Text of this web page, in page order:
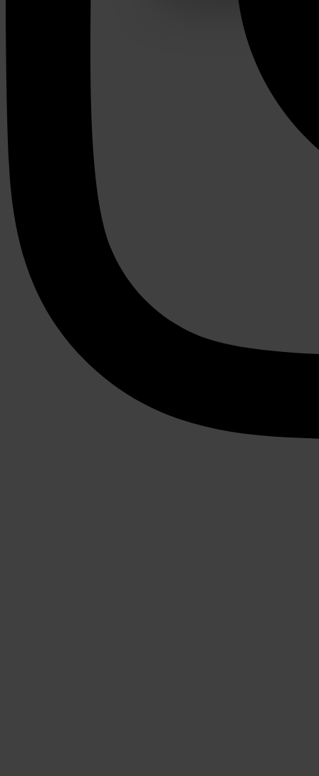
websiteverkeer te
media, adverteren en
verstrekt of die ze hebben